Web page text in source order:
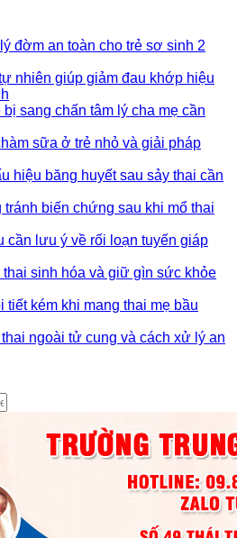
đờm an toàn cho trẻ sơ sinh 2
nhiên giúp giảm đau khớp hiệu
sang chấn tâm lý cha mẹ cần
sữa ở trẻ nhỏ và giải pháp
hiệu băng huyết sau sảy thai cần
tránh biến chứng sau khi mổ thai
cần lưu ý về rối loạn tuyến giáp
sinh hóa và giữ gìn sức khỏe
tiết kém khi mang thai mẹ bầu
ngoài tử cung và cách xử lý an